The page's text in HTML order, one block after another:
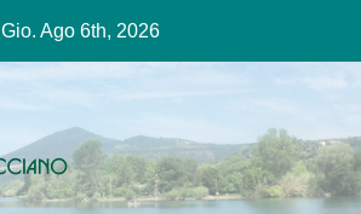
Gio. Ago 6th, 2026